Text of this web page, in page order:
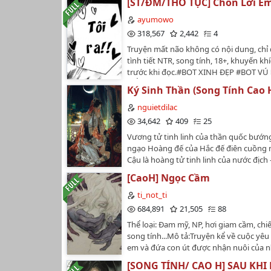
ayumowo
318,567
2,442
4
Truyện mất não không có nội dung, chỉ
tình tiết NTR, song tính, 18+, khuyến
trước khi đọc.#BOT XINH ĐẸP #BOT VÚ
CẶC BỰ #TOP NGOẠI TÌNH # TOP DÂM
Ký Sinh Thần (Song Tính Cao
nguietdilac
34,642
409
25
Vương tử tinh linh của thần quốc
ngạo Hoàng đế của Hắc đế điên cuồng
Cậu là hoàng tử tinh linh của nước địch
mùa.Hắn là đế vương của Thần quốc -
chết" điên cuồng, tàn nhẫn và biến thái
xương tủy.Một đêm chiến tranh kết
nhất. Nhưng Lạc Uyên không giết,
giam cậu vào hậu cung như một con
dưỡng, từng bước trói buộc thần hồn,
xé toang tự tôn, từng đêm đẩy cậu
[CaoH] Ngọc Cầm
ti_not_ti
684,891
21,505
88
Thể loại: Đam mỹ, NP, hơi giam cầm,
song tính...Mô tả:Truyện kể về cuộc yêu
em và đứa con út được nhận nuôi của
[SONG TÍNH/ CAO H] SAU KHI